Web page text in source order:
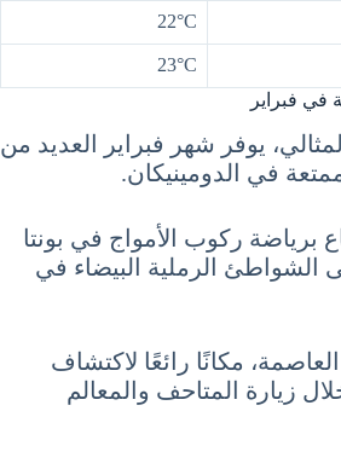
22°C
23°C
في فبراير
يوفر شهر فبراير العديد من
في الدومينيكان.
برياضة ركوب الأمواج في بونتا
الشواطئ الرملية البيضاء في
مكانًا رائعًا لاكتشاف
زيارة المتاحف والمعالم